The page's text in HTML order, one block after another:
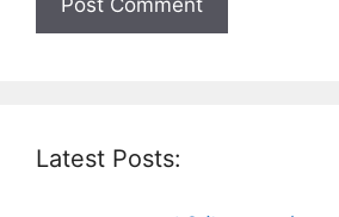
Latest Posts: